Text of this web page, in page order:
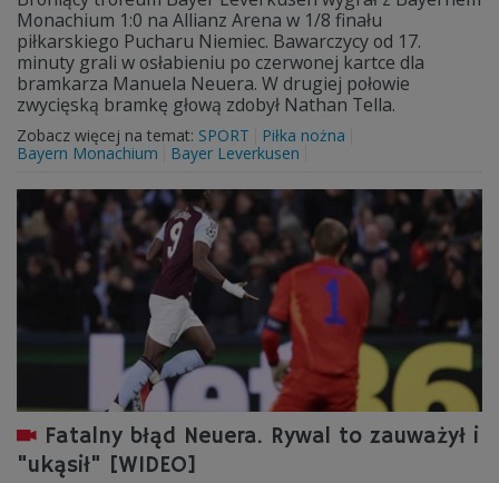
Monachium 1:0 na Allianz Arena w 1/8 finału
piłkarskiego Pucharu Niemiec. Bawarczycy od 17.
minuty grali w osłabieniu po czerwonej kartce dla
bramkarza Manuela Neuera. W drugiej połowie
zwycięską bramkę głową zdobył Nathan Tella.
Zobacz więcej na temat: SPORT
Piłka nożna
Bayern Monachium
Bayer Leverkusen
Fatalny błąd Neuera. Rywal to zauważył i
"ukąsił" [WIDEO]